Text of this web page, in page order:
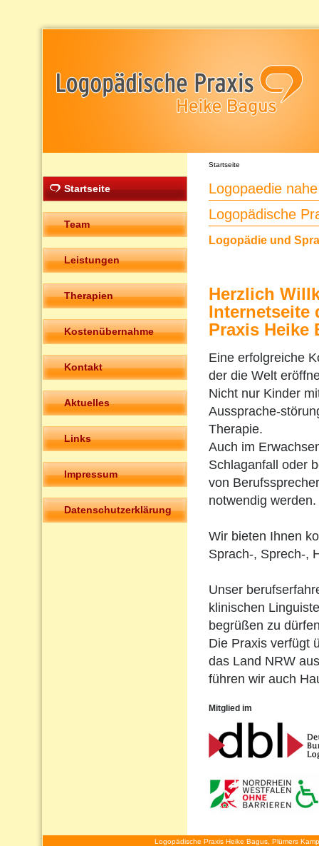
Startseite
Team
Leistungen
Therapien
Kostenübernahme
Kontakt
Aktuelles
Links
Impressum
Datenschutzerklärung
Startseite
Logopaedie
Logopädische
Logopädie und
Herzlich
Internetseite
Praxis Heike
Eine erfolgreiche
der die Welt
Nicht nur Kinder
Aussprache-
Therapie.
Auch im
Schlaganfall oder
von
notwendig werden.
Wir bieten Ihnen
Sprach-, Sprech-,
Unser
klinischen
begrüßen zu
Die Praxis verfügt
das Land NRW
führen wir auch
Mitglied im
Logopädische Praxis Heike Bagus, Plümers